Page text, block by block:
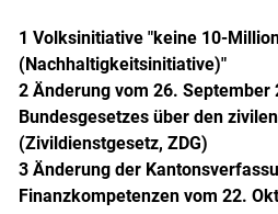
1 Volksinitiative "keine 10-
(Nachhaltigkeitsinitiative)"
2 Änderung vom 26. September
Bundesgesetzes über den
(Zivildienstgesetz, ZDG)
3 Änderung der
Finanzkompetenzen vom 22.